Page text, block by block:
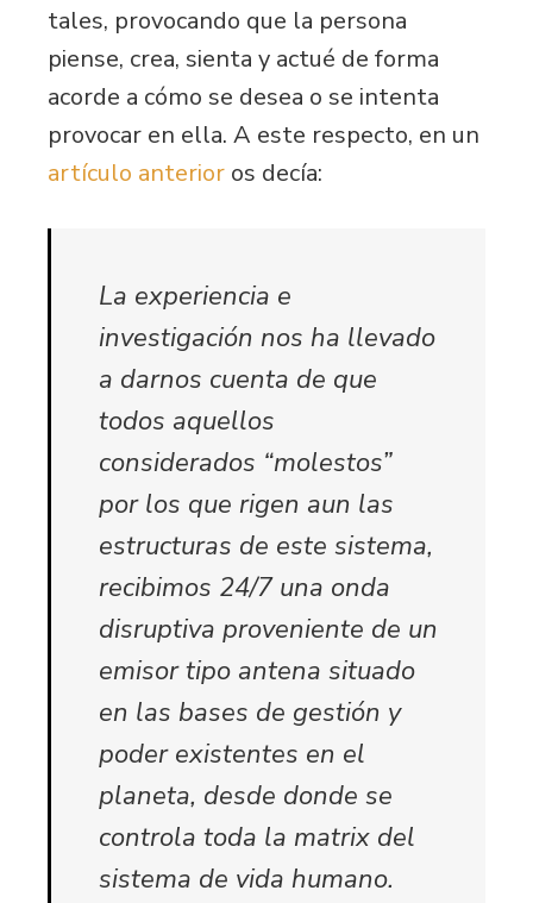
tales, provocando que la persona
piense, crea, sienta y actué de forma
acorde a cómo se desea o se intenta
provocar en ella. A este respecto, en un
artículo anterior os decía:
La experiencia e
investigación nos ha llevado
a darnos cuenta de que
todos aquellos
considerados “molestos”
por los que rigen aun las
estructuras de este sistema,
recibimos 24/7 una onda
disruptiva proveniente de un
emisor tipo antena situado
en las bases de gestión y
poder existentes en el
planeta, desde donde se
controla toda la matrix del
sistema de vida humano.